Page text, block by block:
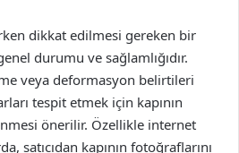
dikkat edilmesi gereken bir
durumu ve sağlamlığıdır.
veya deformasyon belirtileri
tespit etmek için kapının
önerilir. Özellikle internet
satıcıdan kapının fotoğraflarını